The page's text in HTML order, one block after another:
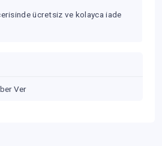
ücretsiz ve kolayca iade
Ver